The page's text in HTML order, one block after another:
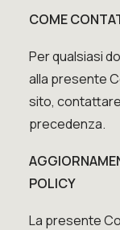
COME
Per qualsiasi
alla presente
sito,
precedenza.
POLICY
La presente